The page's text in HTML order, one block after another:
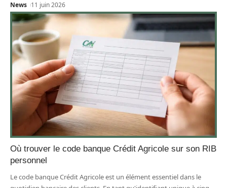
News 11 juin 2026
Où trouver le code banque Crédit Agricole sur son RIB
personnel
Le code banque Crédit Agricole est un élément essentiel dans le